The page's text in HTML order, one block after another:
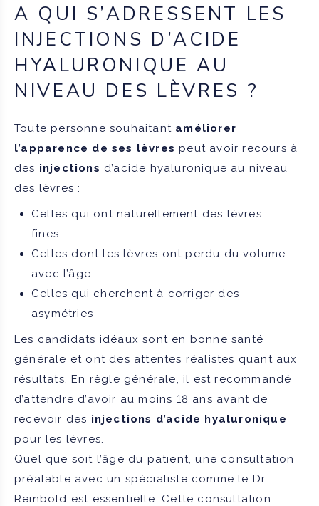
A QUI S’ADRESSENT LES
INJECTIONS D’ACIDE
HYALURONIQUE AU
NIVEAU DES LÈVRES ?
Toute personne souhaitant améliorer
l’apparence de ses lèvres peut avoir recours à
des injections d’acide hyaluronique au niveau
des lèvres :
Celles qui ont naturellement des lèvres
fines
Celles dont les lèvres ont perdu du volume
avec l’âge
Celles qui cherchent à corriger des
asymétries
Les candidats idéaux sont en bonne santé
générale et ont des attentes réalistes quant aux
résultats. En règle générale, il est recommandé
d’attendre d’avoir au moins 18 ans avant de
recevoir des injections d’acide hyaluronique
pour les lèvres.
Quel que soit l’âge du patient, une consultation
préalable avec un spécialiste comme le Dr
Reinbold est essentielle. Cette consultation